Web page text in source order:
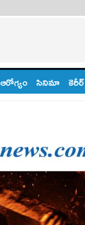
ఆరోగ్యం సినిమా కెరీర్